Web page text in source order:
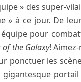
» des super-
» à ce jour. De
pour
of the Galaxy!
ponctuer les
portail